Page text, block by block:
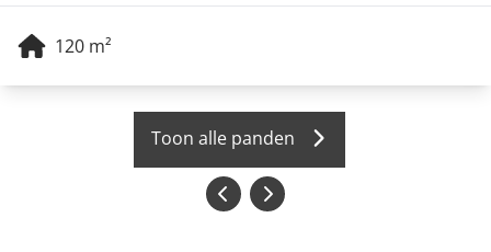
120 m²
Toon alle panden